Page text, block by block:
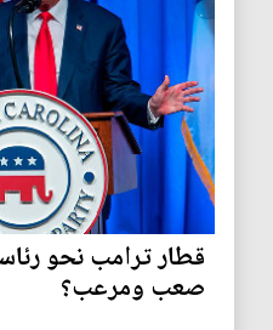
قطار ترامب نحو
صعب ومرعب؟